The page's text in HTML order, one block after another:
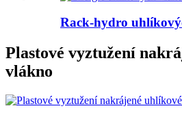
Rack-hydro
Plastové vyztužení
vlákno